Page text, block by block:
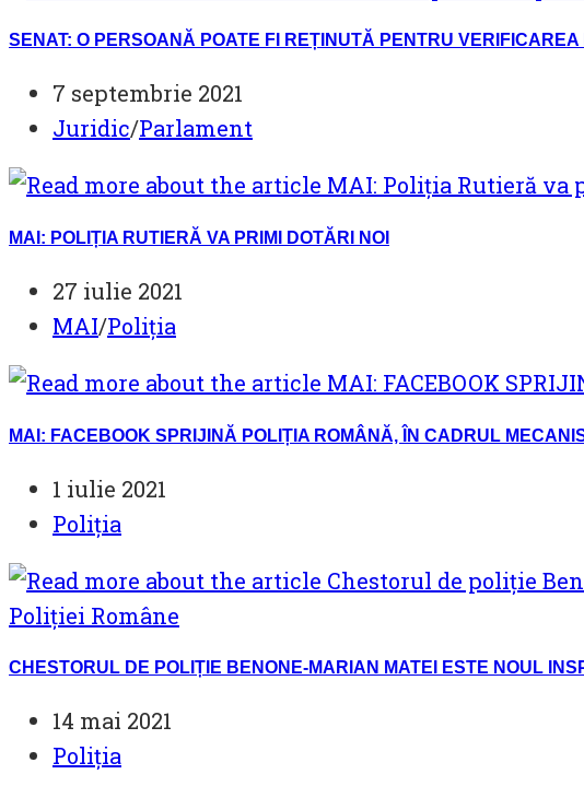
SENAT: O PERSOANĂ POATE FI REȚINUTĂ PENTRU
Post
published:
7 septembrie 2021
Post
Juridic/Parlament
MAI: POLIȚIA RUTIERĂ VA PRIMI DOTĂRI NOI
Post
published:
27 iulie 2021
Post
MAI/Poliția
MAI: FACEBOOK SPRIJINĂ POLIȚIA ROMÂNĂ, ÎN CADRUL
Post
published:
1 iulie 2021
Post
Poliția
CHESTORUL DE POLIȚIE BENONE-MARIAN MATEI ESTE NOUL
Post
published:
14 mai 2021
Post
Poliția